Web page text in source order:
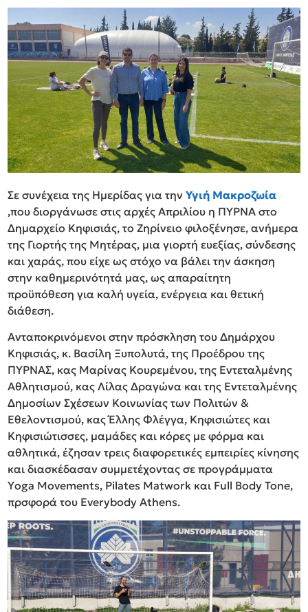
Σε συνέχεια της Ημερίδας για τηνΥγιή Μακροζωία
,που διοργάνωσε στις αρχές Απριλίου η ΠΥΡΝΑ στο
Δημαρχείο Κηφισιάς, το Ζηρίνειο φιλοξένησε, ανήμερα
της Γιορτής της Μητέρας, μια γιορτή ευεξίας, σύνδεσης
και χαράς, που είχε ως στόχο να βάλει την άσκηση
στην καθημερινότητά μας, ως απαραίτητη
προϋπόθεση για καλή υγεία, ενέργεια και θετική
διάθεση.
Ανταποκρινόμενοι στην πρόσκληση του Δημάρχου
Κηφισιάς, κ. Βασίλη Ξυπολυτά, της Προέδρου της
ΠΥΡΝΑΣ, κας Μαρίνας Κουρεμένου, της Εντεταλμένης
Αθλητισμού, κας Λίλας Δραγώνα και της Εντεταλμένης
Δημοσίων Σχέσεων Κοινωνίας των Πολιτών &
Εθελοντισμού, κας Έλλης Φλέγγα, Κηφισιώτες και
Κηφισιώτισσες, μαμάδες και κόρες με φόρμα και
αθλητικά, έζησαν τρεις διαφορετικές εμπειρίες κίνησης
και διασκέδασαν συμμετέχοντας σε προγράμματα
Υoga Movements, Pilates Matwork και Full Body Tone,
πρσφορά του Everybody Athens.